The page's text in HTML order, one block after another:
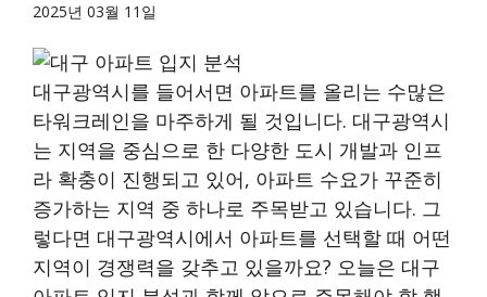
2025년 03월 11일
대구광역시를 들어서면 아파트를 올리는 수많은
타워크레인을 마주하게 될 것입니다. 대구광역시
는 지역을 중심으로 한 다양한 도시 개발과 인프
라 확충이 진행되고 있어, 아파트 수요가 꾸준히
증가하는 지역 중 하나로 주목받고 있습니다. 그
렇다면 대구광역시에서 아파트를 선택할 때 어떤
지역이 경쟁력을 갖추고 있을까요? 오늘은 대구